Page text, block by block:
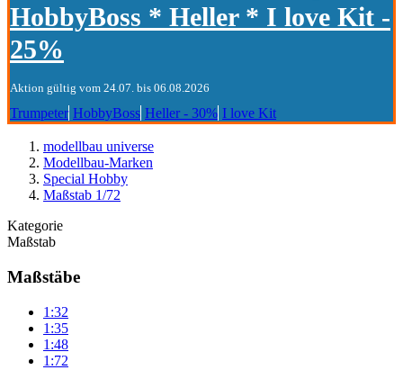
HobbyBoss * Heller * I love Kit -
25%
Aktion gültig vom 24.07. bis 06.08.2026
Trumpeter HobbyBoss Heller - 30% I love Kit
modellbau universe
Modellbau-Marken
Special Hobby
Maßstab 1/72
Kategorie
Maßstab
Maßstäbe
1:32
1:35
1:48
1:72